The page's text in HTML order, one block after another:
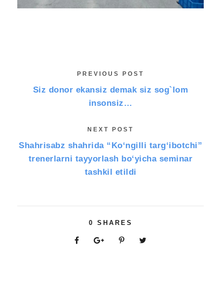
PREVIOUS POST
Siz donor ekansiz demak siz sog`lom
insonsiz…
NEXT POST
Shahrisabz shahrida “Ko‘ngilli targ‘ibotchi”
trenerlarni tayyorlash bo‘yicha seminar
tashkil etildi
0 SHARES